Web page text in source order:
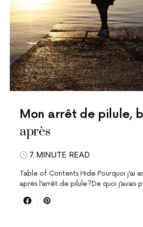
Mon arrêt de pilule,
après
7 MINUTE READ
Table of Contents Hide Pourquoi j’ai
après l’arrêt de pilule?De quoi j’avais